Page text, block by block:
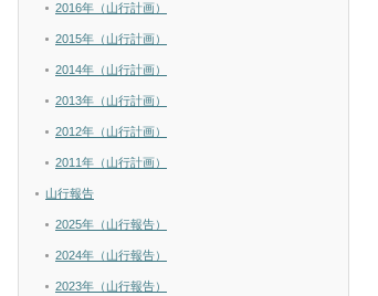
2016年（山行計画）
2015年（山行計画）
2014年（山行計画）
2013年（山行計画）
2012年（山行計画）
2011年（山行計画）
山行報告
2025年（山行報告）
2024年（山行報告）
2023年（山行報告）